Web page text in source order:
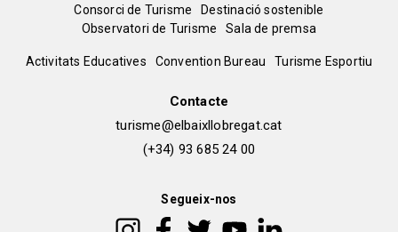
Menú
del
Consorci de Turisme
Destinació sostenible
Observatori de Turisme
Sala de premsa
Peu
Activitats Educatives Convention Bureau Turisme Esportiu
Contacte
turisme@elbaixllobregat.cat
(+34) 93 685 24 00
Segueix-nos